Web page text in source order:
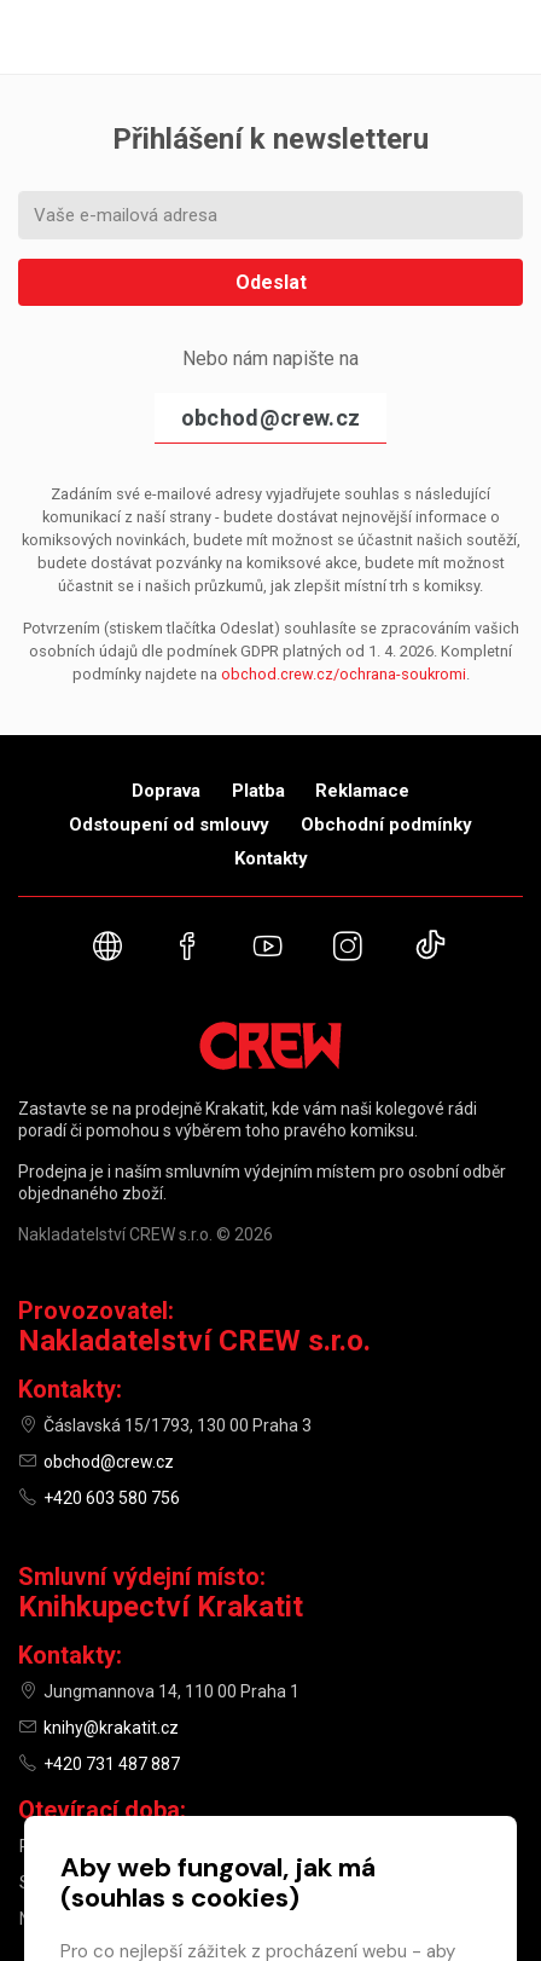
Přihlášení k newsletteru
Odeslat
Nebo nám napište na
obchod@crew.cz
Zadáním své e-mailové adresy vyjadřujete souhlas s následující
komunikací z naší strany - budete dostávat nejnovější informace o
komiksových novinkách, budete mít možnost se účastnit našich soutěží,
budete dostávat pozvánky na komiksové akce, budete mít možnost
účastnit se i našich průzkumů, jak zlepšit místní trh s komiksy.
Potvrzením (stiskem tlačítka Odeslat) souhlasíte se zpracováním vašich
osobních údajů dle podmínek GDPR platných od 1. 4. 2026. Kompletní
podmínky najdete na obchod.crew.cz/ochrana-soukromi.
Doprava Platba
Reklamace
Odstoupení od smlouvy
Obchodní podmínky
Kontakty
Webové stránky
FacebookYouTubeInstagram
Zastavte se na prodejně Krakatit, kde vám naši kolegové rádi
poradí či pomohou s výběrem toho pravého komiksu.
Prodejna je i naším smluvním výdejním místem pro osobní odběr
objednaného zboží.
Nakladatelství CREW s.r.o. © 2026
Provozovatel:
Nakladatelství CREW s.r.o.
Kontakty:
Čáslavská 15/1793, 130 00 Praha 3
obchod@crew.cz
+420 603 580 756
Smluvní výdejní místo:
Knihkupectví Krakatit
Kontakty:
Jungmannova 14, 110 00 Praha 1
knihy@krakatit.cz
+420 731 487 887
Otevírací doba:
PO–PÁ
SO
10:00–13:00
NE
Aby web fungoval, jak má
(souhlas s cookies)
Pro co nejlepší zážitek z procházení webu - aby